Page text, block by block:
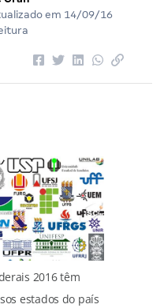
em 14/09/16
2016 têm
estados do país